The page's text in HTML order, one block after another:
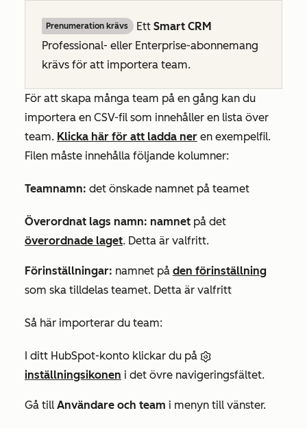
Prenumeration krävs Ett Smart CRM
Professional- eller Enterprise-abonnemang
krävs för att importera team.
För att skapa många team på en gång kan du
importera en CSV-fil som innehåller en lista över
team. Klicka här för att ladda ner en exempelfil.
Filen måste innehålla följande kolumner:
Teamnamn: det önskade namnet på teamet
Överordnat lags namn: namnet på det
överordnade laget. Detta är valfritt.
Förinställningar: namnet på den förinställning
som ska tilldelas teamet. Detta är valfritt
Så här importerar du team:
I ditt HubSpot-konto klickar du på
inställningsikonen i det övre navigeringsfältet.
Gå till Användare och team i menyn till vänster.